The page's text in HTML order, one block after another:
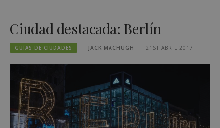
Ciudad destacada: Berlín
GUÍAS DE CIUDADES JACK MACHUGH 21ST ABRIL 2017